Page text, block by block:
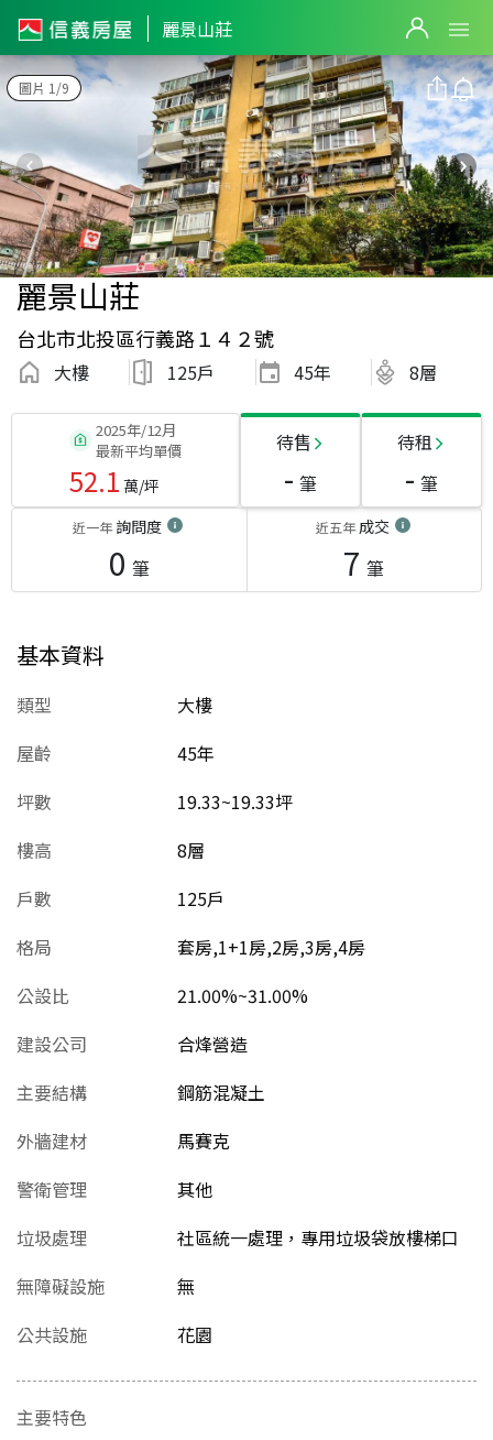
麗景山莊
圖片 1/9
麗景山莊
台北市北投區行義路１４２號
大樓 125戶 45年 8層
2025年/12月
最新平均單價
52.1 萬/坪
待售
- 筆
待租
- 筆
近一年詢問度
0 筆
近五年成交
7 筆
基本資料
類型
大樓
屋齡
45年
坪數
19.33~19.33坪
樓高
8層
戶數
125戶
格局
套房,1+1房,2房,3房,4房
公設比
21.00%~31.00%
建設公司
合烽營造
主要結構
鋼筋混凝土
外牆建材
馬賽克
警衛管理
其他
垃圾處理
社區統一處理，專用垃圾袋放樓梯口
無障礙設施
無
公共設施
花園
主要特色